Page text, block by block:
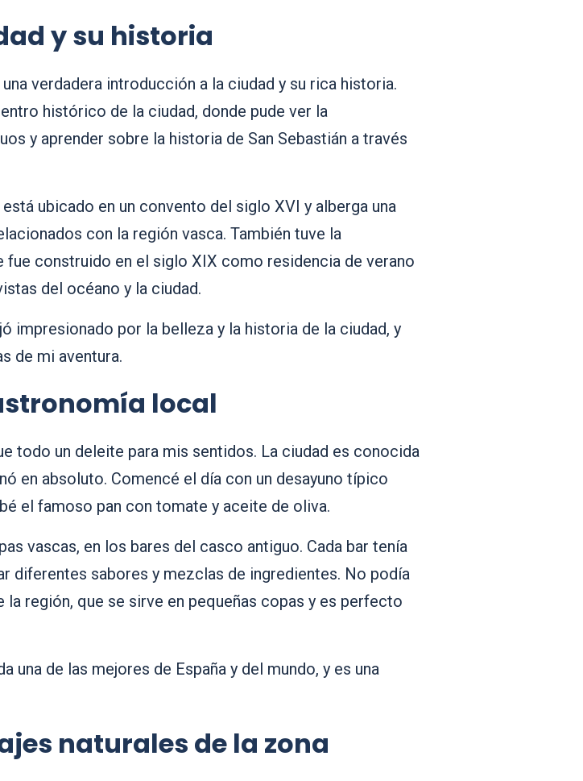
y su historia
verdadera introducción a la ciudad y su rica historia.
histórico de la ciudad, donde pude ver la
y aprender sobre la historia de San Sebastián a través
ubicado en un convento del siglo XVI y alberga una
con la región vasca. También tuve la
construido en el siglo XIX como residencia de verano
del océano y la ciudad.
impresionado por la belleza y la historia de la ciudad, y
de mi aventura.
local
todo un deleite para mis sentidos. La ciudad es conocida
en absoluto. Comencé el día con un desayuno típico
el famoso pan con tomate y aceite de oliva.
vascas, en los bares del casco antiguo. Cada bar tenía
diferentes sabores y mezclas de ingredientes. No podía
región, que se sirve en pequeñas copas y es perfecto
una de las mejores de España y del mundo, y es una
naturales de la zona